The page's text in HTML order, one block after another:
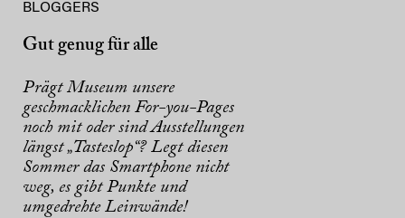
BLOGGERS
Gut genug für alle
Prägt Museum unsere
geschmacklichen For-you-Pages
noch mit oder sind Ausstellungen
längst „Tasteslop“? Legt diesen
Sommer das Smartphone nicht
weg, es gibt Punkte und
umgedrehte Leinwände!